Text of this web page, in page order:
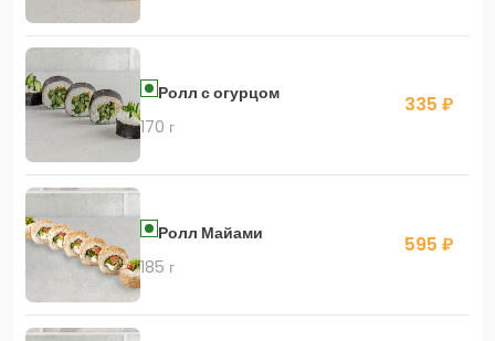
Ролл с огурцом
170 г
335 ₽
Ролл Майами
185 г
595 ₽